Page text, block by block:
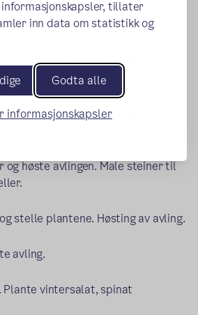
tillater
inn data om statistikk og
Godta alle
informasjonskapsler
og plante vintersalat.
Plante vintersalat og
blomkarsen.
solsikkefrø. Introduksjon
og høste avlingen. Male steiner til
stelle plantene. Høsting av avling.
avling.
Plante vintersalat, spinat